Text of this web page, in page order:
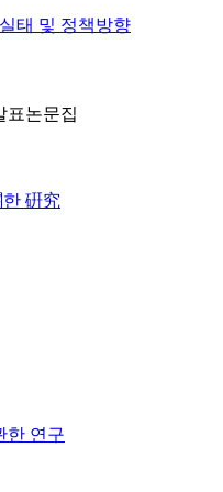
태 및 정책방향
표논문집
硏究
한 연구